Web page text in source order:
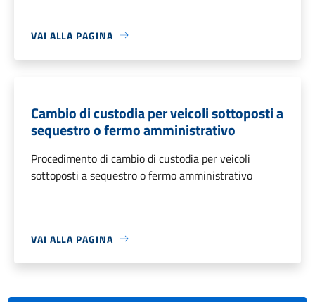
VAI ALLA PAGINA
Cambio di custodia per veicoli sottoposti a
sequestro o fermo amministrativo
Procedimento di cambio di custodia per veicoli
sottoposti a sequestro o fermo amministrativo
VAI ALLA PAGINA